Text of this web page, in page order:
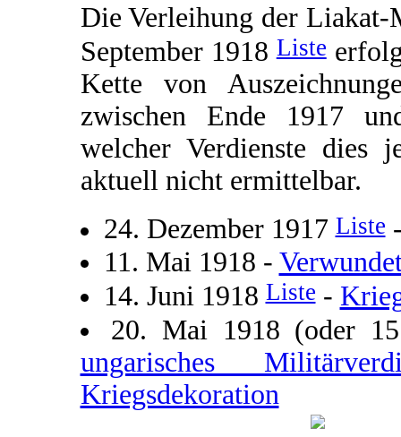
Die Verleihung der Liakat-
September 1918Liste
Kette von
zwischen Ende 1917
welcher Verdienste dies
aktuell nicht ermittelbar.
24. Dezember 1917Liste
11. Mai 1918 -
14. Juni 1918Liste-
20. Mai 1918 (oder
ungarisches
Kriegsdekoration